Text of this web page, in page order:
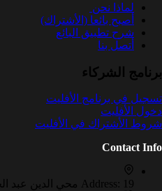
لماذا نحن
أصبح بائعا (الأشتراك)
شرح تطبيق البائع
أتصل بنا
برنامج الشركاء
تسجيل في برنامج الأفليت
دخول الأفليت
شروط الأشتراك في الأفليت
Contact Info
Address: 19 محي الدين عبد الحميد القاهرة